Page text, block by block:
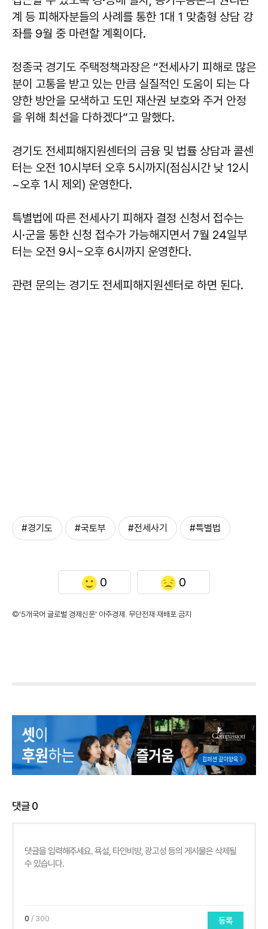
계 등 피해자분들의 사례를 통한 1대 1 맞춤형 상담 강
좌를 9월 중 마련할 계획이다.
정종국 경기도 주택정책과장은 “전세사기 피해로 많은
분이 고통을 받고 있는 만큼 실질적인 도움이 되는 다
양한 방안을 모색하고 도민 재산권 보호와 주거 안정
을 위해 최선을 다하겠다”고 말했다.
경기도 전세피해지원센터의 금융 및 법률 상담과 콜센
터는 오전 10시부터 오후 5시까지(점심시간 낮 12시
~오후 1시 제외) 운영한다.
특별법에 따른 전세사기 피해자 결정 신청서 접수는
시·군을 통한 신청 접수가 가능해지면서 7월 24일부
터는 오전 9시~오후 6시까지 운영한다.
관련 문의는 경기도 전세피해지원센터로 하면 된다.
#경기도 #국토부 #전세사기 #특별법
0 0
©'5개국어 글로벌 경제신문' 아주경제. 무단전재·재배포 금지
댓글0
0 / 300 등록